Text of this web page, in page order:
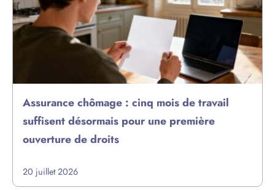
Assurance chômage : cinq mois de travail
suffisent désormais pour une première
ouverture de droits
20 juillet 2026